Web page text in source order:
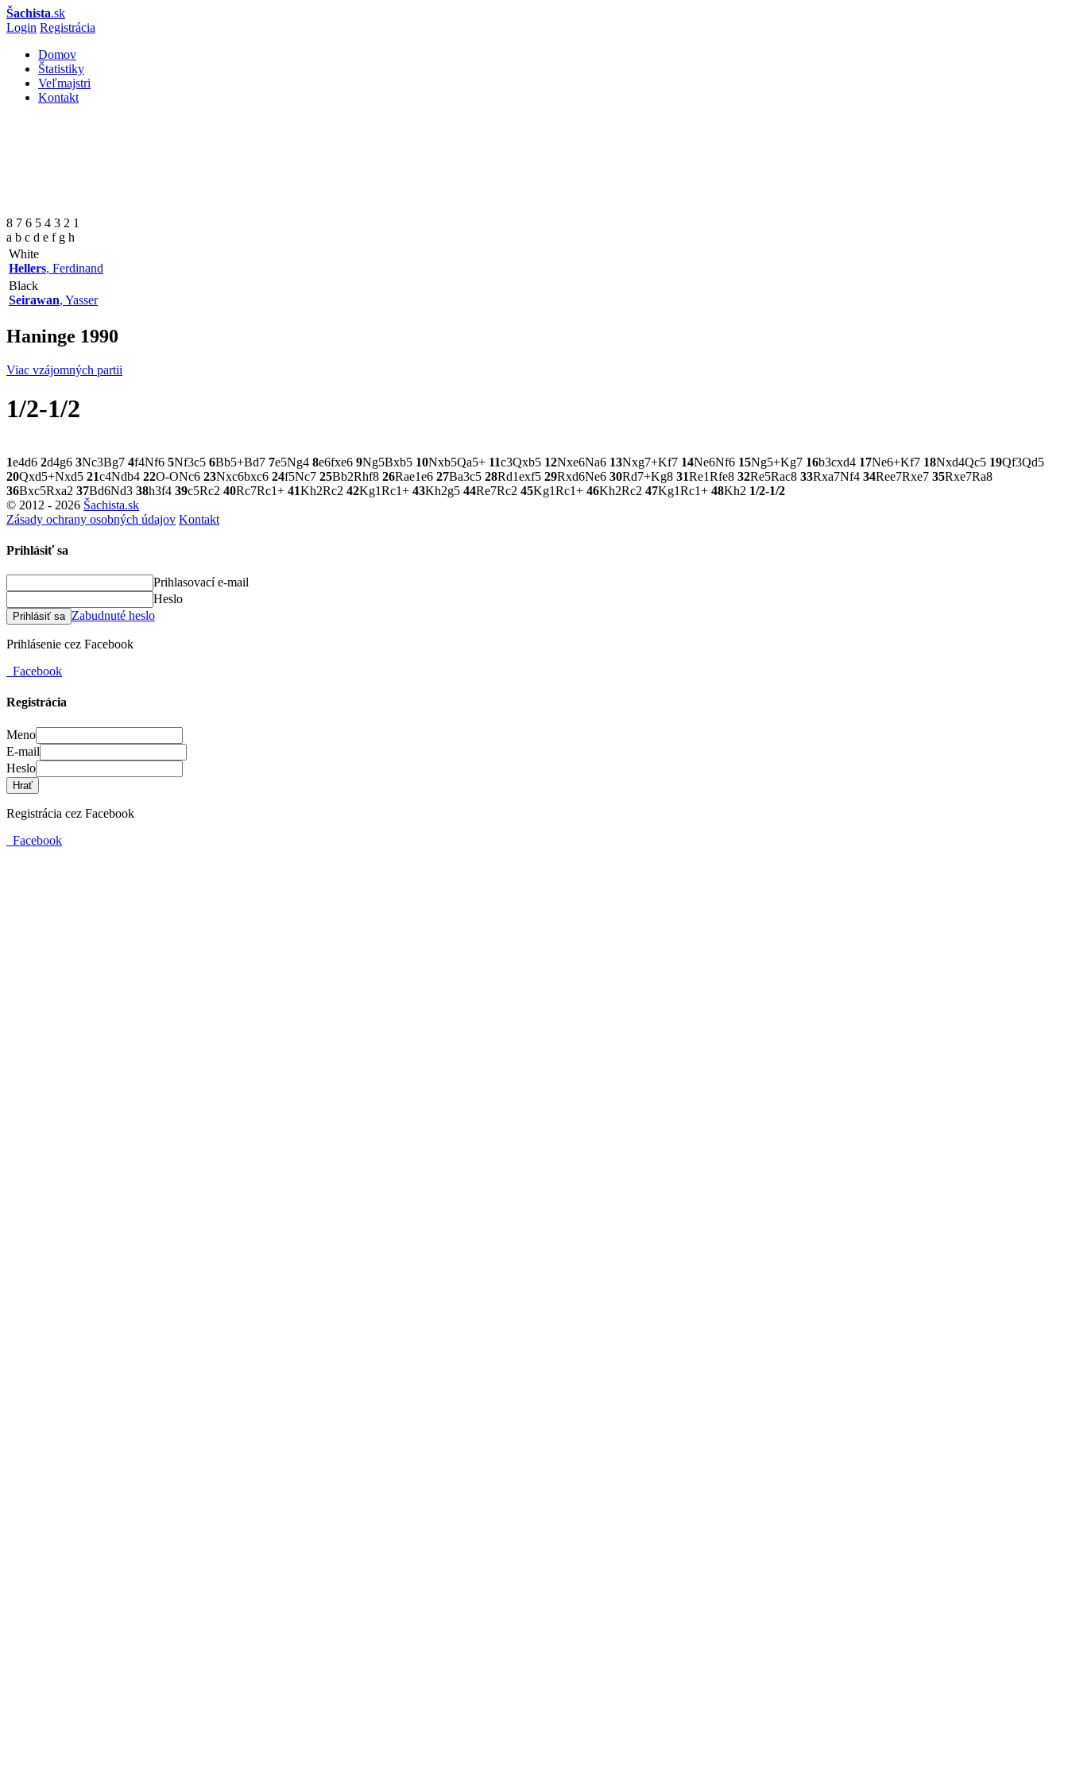
Šachista.sk
Login Registrácia
Domov
Štatistiky
Veľmajstri
Kontakt
8 7 6 5 4 3 2 1
a b c d e f g h
White
Hellers, Ferdinand
Black
Seirawan, Yasser
Haninge 1990
Viac vzájomných partii
1/2-1/2
1e4d6 2d4g6 3Nc3Bg7 4f4Nf6 5Nf3c5 6Bb5+Bd7 7e5Ng4 8e6fxe6 9Ng5Bxb5 10Nxb5Qa5+ 11c3Qxb5 12Nxe6Na6 13Nxg7+Kf7 14Ne6Nf6 15Ng5+Kg7 16b3cxd4 17Ne6+Kf7 18Nxd4Qc5 19Qf3Qd5
20Qxd5+Nxd5 21c4Ndb4 22O-ONc6 23Nxc6bxc6 24f5Nc7 25Bb2Rhf8 26Rae1e6 27Ba3c5 28Rd1exf5 29Rxd6Ne6 30Rd7+Kg8 31Re1Rfe8 32Re5Rac8 33Rxa7Nf4 34Ree7Rxe7 35Rxe7Ra8
36Bxc5Rxa2 37Bd6Nd3 38h3f4 39c5Rc2 40Rc7Rc1+ 41Kh2Rc2 42Kg1Rc1+ 43Kh2g5 44Re7Rc2 45Kg1Rc1+ 46Kh2Rc2 47Kg1Rc1+ 48Kh2 1/2-1/2
© 2012 - 2026 Šachista.sk
Zásady ochrany osobných údajov Kontakt
Prihlásiť sa
Prihlasovací e-mail
Heslo
Prihlásiť sa Zabudnuté heslo
Prihlásenie cez Facebook
Facebook
Registrácia
Meno
E-mail
Heslo
Hrať
Registrácia cez Facebook
Facebook